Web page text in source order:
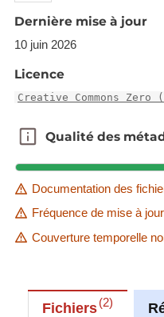
Dernière mise à jour
10 juin 2026
Licence
Creative Commons Zero
Qualité des
Qualité des
Documentation des
Fréquence de mise à
Couverture temporelle
Fichiers 2